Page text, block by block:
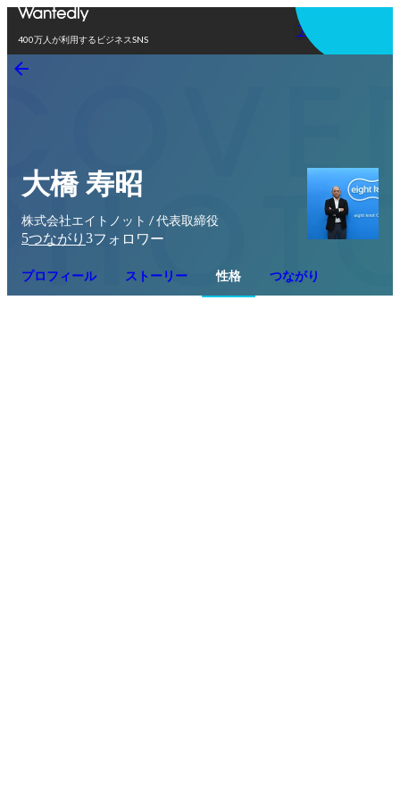
400万人が利用するビジネスSNS
アプリを使う
大橋 寿昭
株式会社エイトノット / 代表取締役
5つながり 3フォロワー
プロフィール ストーリー 性格 つながり